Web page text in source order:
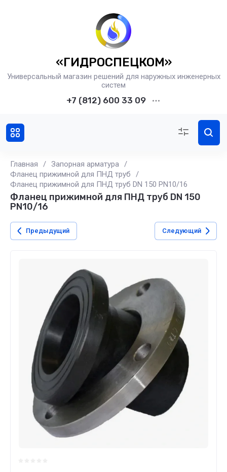
«ГИДРОСПЕЦКОМ»
Универсальный магазин решений для наружных инженерных
систем
+7 (812) 600 33 09
Главная / Запорная арматура /
Фланец прижимной для ПНД труб
/
Фланец прижимной для ПНД труб DN 150 PN10/16
Фланец прижимной для ПНД труб DN 150
PN10/16
Предыдущий Следующий